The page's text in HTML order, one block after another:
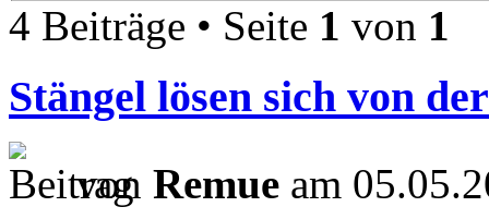
4 Beiträge • Seite 1 von 1
Stängel lösen sich von
von Remue am